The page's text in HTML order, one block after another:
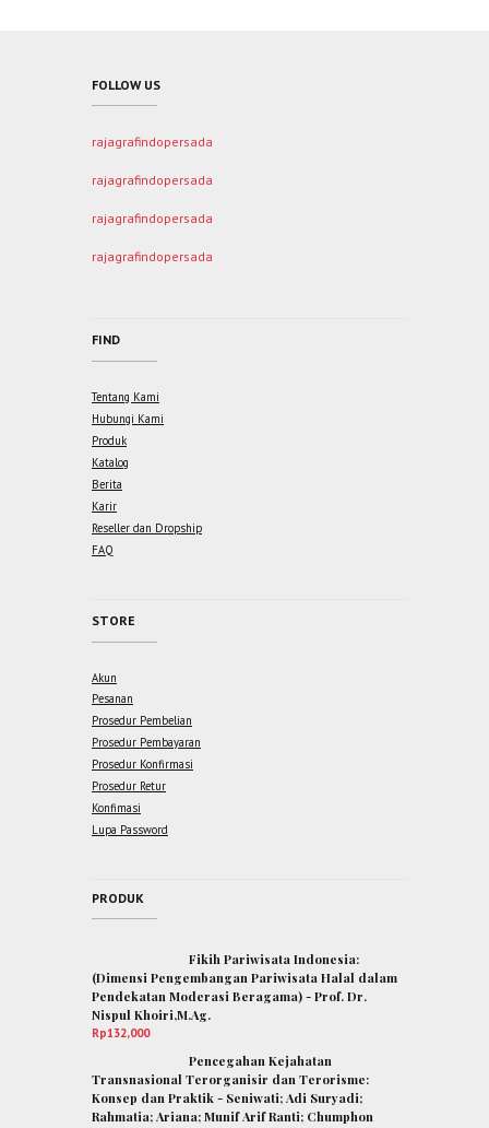
FOLLOW US
rajagrafindopersada
rajagrafindopersada
rajagrafindopersada
rajagrafindopersada
FIND
Tentang Kami
Hubungi Kami
Produk
Katalog
Berita
Karir
Reseller dan Dropship
FAQ
STORE
Akun
Pesanan
Prosedur Pembelian
Prosedur Pembayaran
Prosedur Konfirmasi
Prosedur Retur
Konfimasi
Lupa Password
PRODUK
Fikih Pariwisata Indonesia:
(Dimensi Pengembangan Pariwisata Halal dalam
Pendekatan Moderasi Beragama) - Prof. Dr.
Nispul Khoiri,M.Ag.
Rp132,000
Pencegahan Kejahatan
Transnasional Terorganisir dan Terorisme:
Konsep dan Praktik - Seniwati; Adi Suryadi;
Rahmatia; Ariana; Munif Arif Ranti; Chumphon